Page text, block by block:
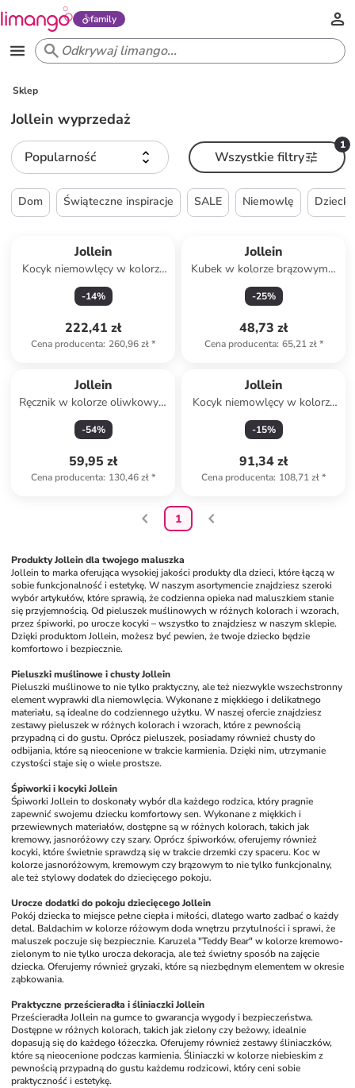
family
Sklep
Jollein wyprzedaż
Popularność
1
Wszystkie filtry
Dom Świąteczne inspiracje SALE Niemowlę Dziecko
Jollein
Kocyk niemowlęcy w kolorze
jasnoróżowym - 150 x 100 cm
-14%
222,41 zł
Cena producenta: 260,96 zł*
Jollein
Kubek w kolorze brązowym -
Ø 9 cm
-25%
48,73 zł
Cena producenta: 65,21 zł*
Jollein
Ręcznik w kolorze oliwkowym
z kapturem - 75 x 75 cm
-54%
59,95 zł
Cena producenta: 130,46 zł*
Jollein
Kocyk niemowlęcy w kolorze
kremowym - 100 x 75 cm
-15%
91,34 zł
Cena producenta: 108,71 zł*
1
Produkty Jollein dla twojego maluszka
Jollein to marka oferująca wysokiej jakości produkty dla dzieci, które łączą w
sobie funkcjonalność i estetykę. W naszym asortymencie znajdziesz szeroki
wybór artykułów, które sprawią, że codzienna opieka nad maluszkiem stanie
się przyjemnością. Od pieluszek muślinowych w różnych kolorach i wzorach,
przez śpiworki, po urocze kocyki – wszystko to znajdziesz w naszym sklepie.
Dzięki produktom Jollein, możesz być pewien, że twoje dziecko będzie
komfortowo i bezpiecznie.
Pieluszki muślinowe i chusty Jollein
Pieluszki muślinowe to nie tylko praktyczny, ale też niezwykle wszechstronny
element wyprawki dla niemowlęcia. Wykonane z miękkiego i delikatnego
materiału, są idealne do codziennego użytku. W naszej ofercie znajdziesz
zestawy pieluszek w różnych kolorach i wzorach, które z pewnością
przypadną ci do gustu. Oprócz pieluszek, posiadamy również chusty do
odbijania, które są nieocenione w trakcie karmienia. Dzięki nim, utrzymanie
czystości staje się o wiele prostsze.
Śpiworki i kocyki Jollein
Śpiworki Jollein to doskonały wybór dla każdego rodzica, który pragnie
zapewnić swojemu dziecku komfortowy sen. Wykonane z miękkich i
przewiewnych materiałów, dostępne są w różnych kolorach, takich jak
kremowy, jasnoróżowy czy szary. Oprócz śpiworków, oferujemy również
kocyki, które świetnie sprawdzą się w trakcie drzemki czy spaceru. Koc w
kolorze jasnoróżowym, kremowym czy brązowym to nie tylko funkcjonalny,
ale też stylowy dodatek do dziecięcego pokoju.
Urocze dodatki do pokoju dziecięcego Jollein
Pokój dziecka to miejsce pełne ciepła i miłości, dlatego warto zadbać o każdy
detal. Baldachim w kolorze różowym doda wnętrzu przytulności i sprawi, że
maluszek poczuje się bezpiecznie. Karuzela "Teddy Bear" w kolorze kremowo-
zielonym to nie tylko urocza dekoracja, ale też świetny sposób na zajęcie
dziecka. Oferujemy również gryzaki, które są niezbędnym elementem w okresie
ząbkowania.
Praktyczne prześcieradła i śliniaczki Jollein
Prześcieradła Jollein na gumce to gwarancja wygody i bezpieczeństwa.
Dostępne w różnych kolorach, takich jak zielony czy beżowy, idealnie
dopasują się do każdego łóżeczka. Oferujemy również zestawy śliniaczków,
które są nieocenione podczas karmienia. Śliniaczki w kolorze niebieskim z
pewnością przypadną do gustu każdemu rodzicowi, który ceni sobie
praktyczność i estetykę.